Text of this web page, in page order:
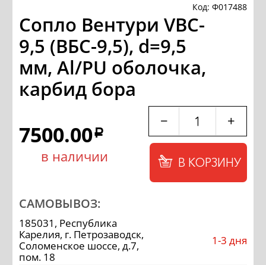
Код: Ф017488
Сопло Вентури VBC-
9,5 (ВБС-9,5), d=9,5
мм, Al/PU оболочка,
карбид бора
7500.00a
в наличии
− +
В КОРЗИНУ
САМОВЫВОЗ:
185031, Республика
Карелия, г. Петрозаводск,
Соломенское шоссе, д.7,
пом. 18
1-3 дня